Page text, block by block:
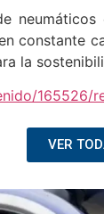
constante
la
VER